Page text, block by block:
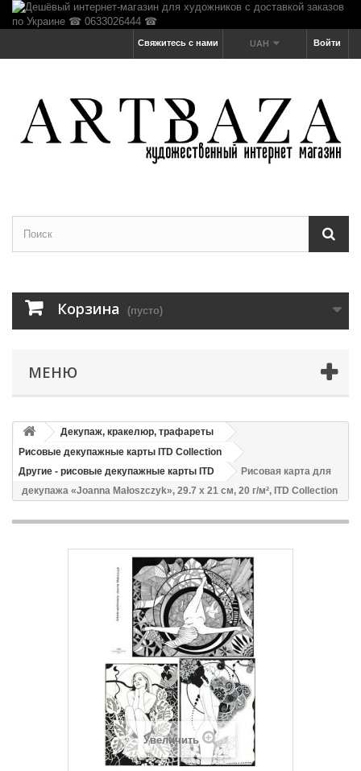
Войти
UAH
Свяжитесь с нами
Корзина (пусто)
МЕНЮ
Декупаж, кракелюр, трафареты
Рисовые декупажные карты ITD Collection
Другие - рисовые декупажные карты ITD
Рисовая карта для
декупажа «Joanna Małoszczyk», 29.7 x 21 см, 20 г/м², ITD Collection
Увеличить